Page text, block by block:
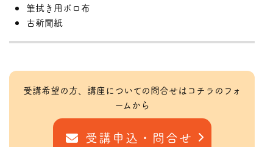
筆拭き用ボロ布
古新聞紙
受講希望の方、講座についての問合せはコチラのフォ
ームから
受講申込・問合せ